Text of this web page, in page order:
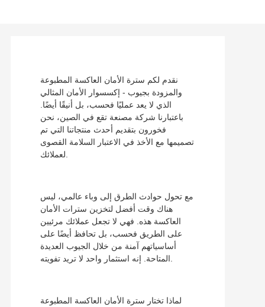
نقدم لكم سترة الأمان العاكسة المطبوعة
والمزودة بجيوب - إكسسوار الأمان المثالي
الذي لا يعد عمليًا فحسب، بل أنيقًا أيضًا.
باعتبارنا شركة مصنعة تقع في الصين، نحن
فخورون بتقديم أحدث منتجاتنا التي تم
تصميمها مع الأخذ في الاعتبار السلامة القصوى
مع تحول حوادث الطرق إلى وباء عالمي، ليس
هناك وقت أفضل لتخزين سترات الأمان
العاكسة هذه. فهي لا تجعل عملائك مرئيين
على الطريق فحسب، بل تحافظ أيضًا على
أساسياتهم آمنة من خلال الجيوب العديدة
لماذا تختار سترة الأمان العاكسة المطبوعة